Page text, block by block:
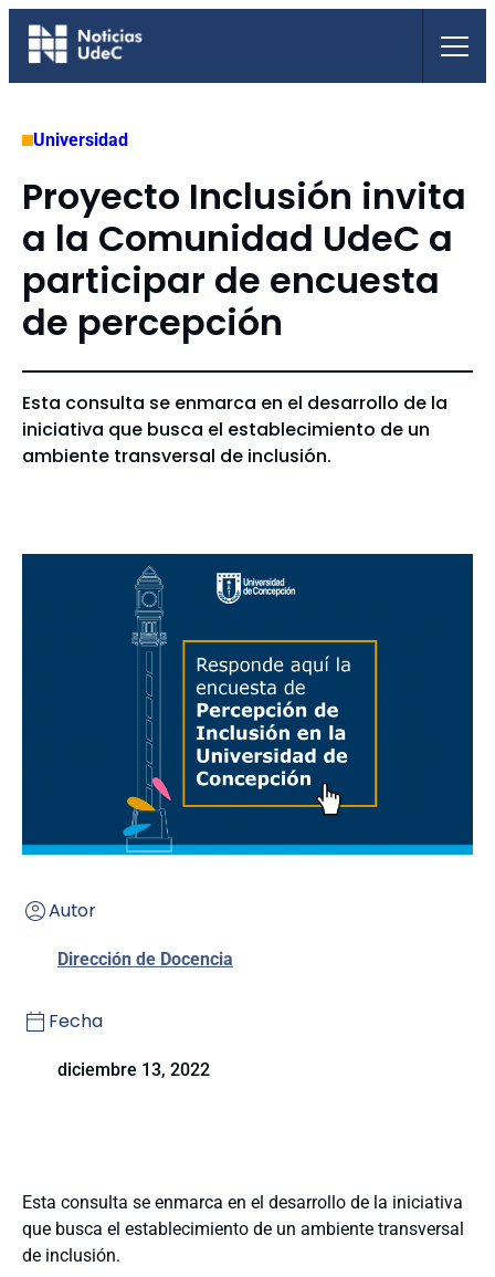
Saltar
Universidad
Proyecto Inclusión invita
a la Comunidad UdeC a
participar de encuesta
de percepción
Esta consulta se enmarca en el desarrollo de la
iniciativa que busca el establecimiento de un
ambiente transversal de inclusión.
Autor
Dirección de Docencia
Fecha
diciembre 13, 2022
Esta consulta se enmarca en el desarrollo de la iniciativa
que busca el establecimiento de un ambiente transversal
de inclusión.